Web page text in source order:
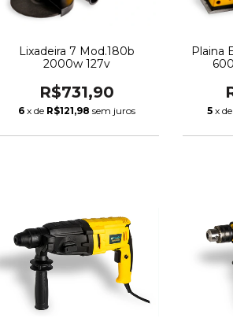
Lixadeira 7 Mod.180b
2000w 127v
R$731,90
6 x de R$121,98 sem juros
Plaina
5 x de